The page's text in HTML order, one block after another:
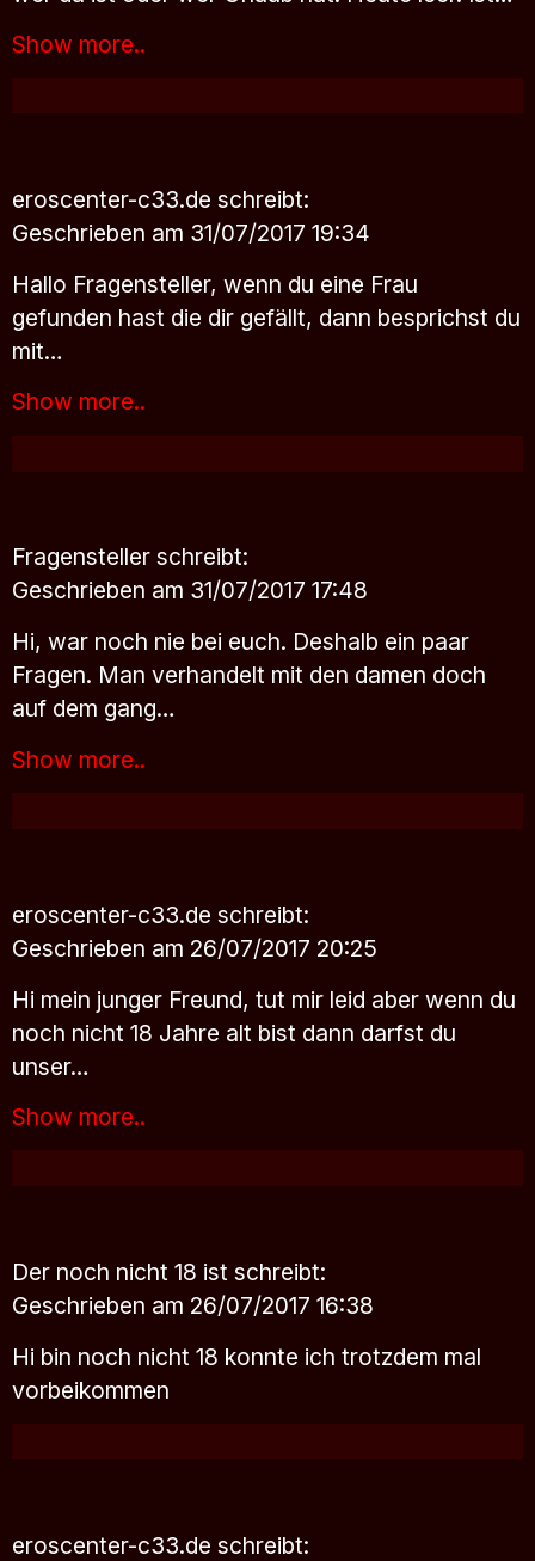
Show more..
eroscenter-c33.de schreibt:
Geschrieben am 31/07/2017 19:34
Hallo Fragensteller, wenn du eine Frau
gefunden hast die dir gefällt, dann besprichst du
mit…
Show more..
Fragensteller schreibt:
Geschrieben am 31/07/2017 17:48
Hi, war noch nie bei euch. Deshalb ein paar
Fragen. Man verhandelt mit den damen doch
auf dem gang…
Show more..
eroscenter-c33.de schreibt:
Geschrieben am 26/07/2017 20:25
Hi mein junger Freund, tut mir leid aber wenn du
noch nicht 18 Jahre alt bist dann darfst du
unser…
Show more..
Der noch nicht 18 ist schreibt:
Geschrieben am 26/07/2017 16:38
Hi bin noch nicht 18 konnte ich trotzdem mal
vorbeikommen
eroscenter-c33.de schreibt: